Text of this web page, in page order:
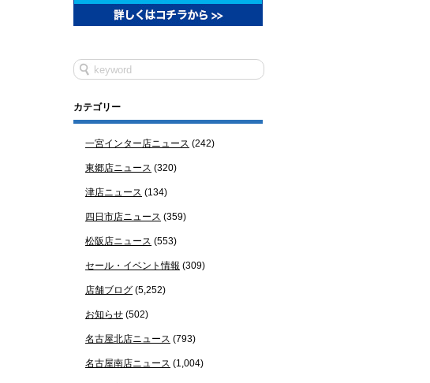
カテゴリー
一宮インター店ニュース (242)
東郷店ニュース (320)
津店ニュース (134)
四日市店ニュース (359)
松阪店ニュース (553)
セール・イベント情報 (309)
店舗ブログ (5,252)
お知らせ (502)
名古屋北店ニュース (793)
名古屋南店ニュース (1,004)